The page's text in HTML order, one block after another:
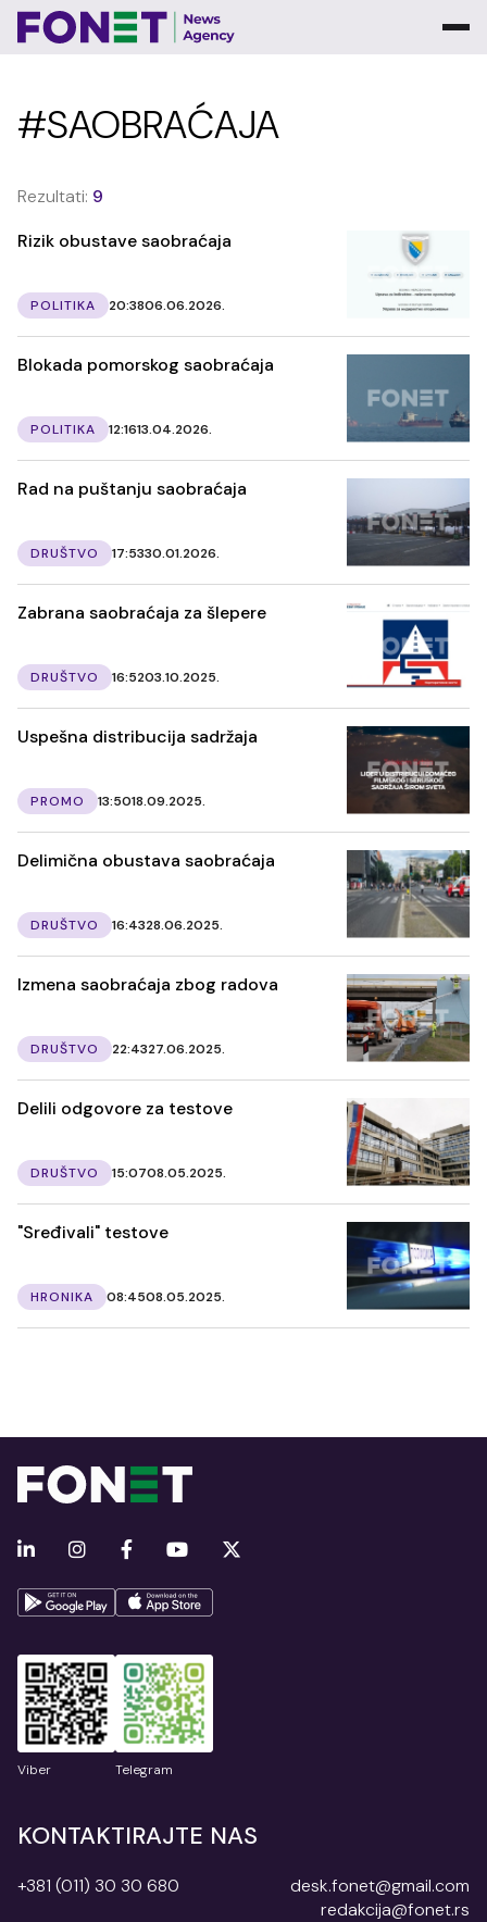
#SAOBRAĆAJA
Rezultati: 9
Rizik obustave saobraćaja
POLITIKA 20:3806.06.2026.
Blokada pomorskog saobraćaja
POLITIKA 12:1613.04.2026.
Rad na puštanju saobraćaja
DRUŠTVO 17:5330.01.2026.
Zabrana saobraćaja za šlepere
DRUŠTVO 16:5203.10.2025.
Uspešna distribucija sadržaja
PROMO 13:5018.09.2025.
Delimična obustava saobraćaja
DRUŠTVO 16:4328.06.2025.
Izmena saobraćaja zbog radova
DRUŠTVO 22:4327.06.2025.
Delili odgovore za testove
DRUŠTVO 15:0708.05.2025.
"Sređivali" testove
HRONIKA 08:4508.05.2025.
Viber Telegram
KONTAKTIRAJTE NAS
+381 (011) 30 30 680
desk.fonet@gmail.com
redakcija@fonet.rs